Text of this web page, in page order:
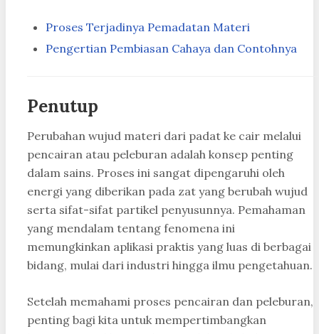
Proses Terjadinya Pemadatan Materi
Pengertian Pembiasan Cahaya dan Contohnya
Penutup
Perubahan wujud materi dari padat ke cair melalui
pencairan atau peleburan adalah konsep penting
dalam sains. Proses ini sangat dipengaruhi oleh
energi yang diberikan pada zat yang berubah wujud
serta sifat-sifat partikel penyusunnya. Pemahaman
yang mendalam tentang fenomena ini
memungkinkan aplikasi praktis yang luas di berbagai
bidang, mulai dari industri hingga ilmu pengetahuan.
Setelah memahami proses pencairan dan peleburan,
penting bagi kita untuk mempertimbangkan